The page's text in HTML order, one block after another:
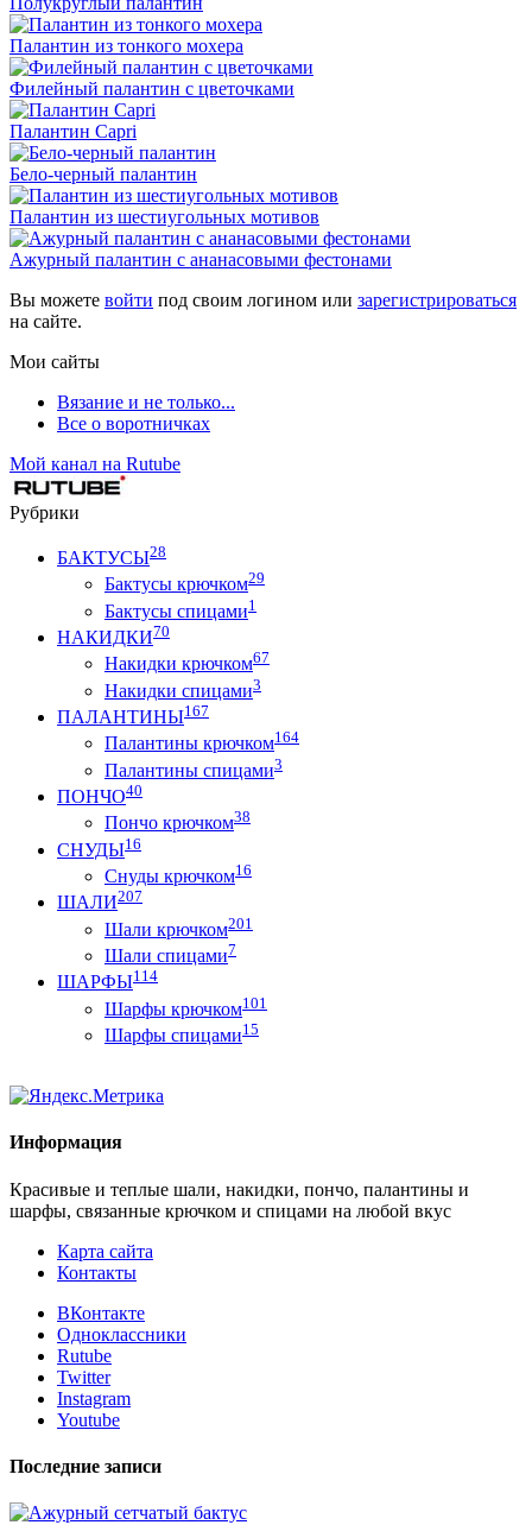
Палантин из тонкого мохера
Филейный палантин с цветочками
Палантин Capri
Бело-черный палантин
Палантин из шестиугольных мотивов
Ажурный палантин с ананасовыми фестонами
Вы можете войти под своим логином или зарегистрироваться
на сайте.
Мои сайты
Вязание и не только...
Все о воротничках
Мой канал на Rutube
Рубрики
БАКТУСЫ28
Бактусы крючком29
Бактусы спицами1
НАКИДКИ70
Накидки крючком67
Накидки спицами3
ПАЛАНТИНЫ167
Палантины крючком164
Палантины спицами3
ПОНЧО40
Пончо крючком38
СНУДЫ16
Снуды крючком16
ШАЛИ207
Шали крючком201
Шали спицами7
ШАРФЫ114
Шарфы крючком101
Шарфы спицами15
Информация
Красивые и теплые шали, накидки, пончо, палантины и
шарфы, связанные крючком и спицами на любой вкус
Карта сайта
Контакты
ВКонтакте
Одноклассники
Rutube
Twitter
Instagram
Youtube
Последние записи